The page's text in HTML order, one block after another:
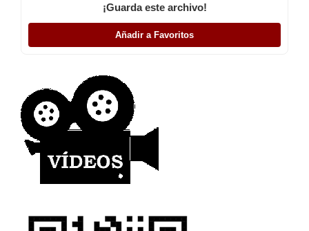
¡Guarda este archivo!
Añadir a Favoritos